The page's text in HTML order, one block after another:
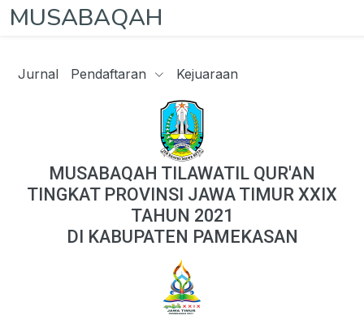
MUSABAQAH
Jurnal Pendaftaran Kejuaraan
MUSABAQAH TILAWATIL QUR'AN
TINGKAT PROVINSI JAWA TIMUR XXIX
TAHUN 2021
DI KABUPATEN PAMEKASAN